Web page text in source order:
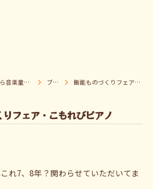
飯能の音楽教室なら音楽童クラブ Pパラダイス ブログ 飯能ものづくりフェア・こもれびピアノ
フェア・こもれびピアノ
れ7、8年？関わらせていただいてま